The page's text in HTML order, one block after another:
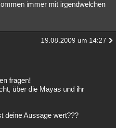
immer mit irgendwelchen
19.08.2009 um 14:27
fragen!
über die Mayas und ihr
deine Aussage wert???